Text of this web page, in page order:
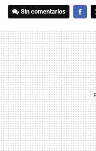
Sin comentarios